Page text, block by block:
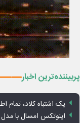
پربیننده‌ترین اخبار
یک اشتباه کلاد، تمام
اینوتکس امسال با